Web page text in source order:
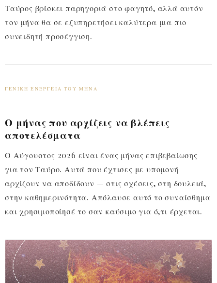
Ταύρος βρίσκει παρηγοριά στο φαγητό, αλλά αυτόν
τον μήνα θα σε εξυπηρετήσει καλύτερα μια πιο
συνειδητή προσέγγιση.
ΓΕΝΙΚΉ ΕΝΈΡΓΕΙΑ ΤΟΥ ΜΉΝΑ
Ο μήνας που αρχίζεις να βλέπεις
αποτελέσματα
Ο Αύγουστος 2026 είναι ένας μήνας επιβεβαίωσης
για τον Ταύρο. Αυτά που έχτισες με υπομονή
αρχίζουν να αποδίδουν — στις σχέσεις, στη δουλειά,
στην καθημερινότητα. Απόλαυσε αυτό το συναίσθημα
και χρησιμοποίησέ το σαν καύσιμο για ό,τι έρχεται.